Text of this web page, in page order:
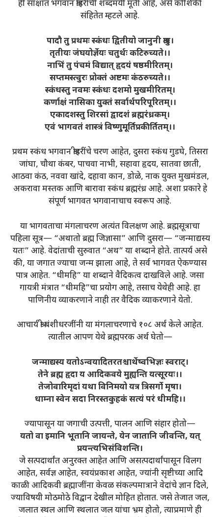
ही साक्षात भगवान श्रीहरींची शब्दमयी मूर्ती आहे, असे कौशिकी
संहितेत म्हटले आहे.
पादौ तु प्रथमः स्कंधः द्वितीयो जानुनी श्रुतः।
तृतीयः जंघयोर्ज्ञेयः चतुर्थः कटिरुच्यते।।
नाभिं तु पंचमं विद्यात् हृदयं षष्ठमीरितम्।
सप्तमस्त्वुरः प्रोक्तं अष्टमः कंठरुच्यते।।
स्कंधस्तु नवमः स्कंधः दशमो मुखमीरितम्।
कर्णाक्षं नासिका युक्तं सर्वार्थपरिपूरितम्।।
एकादशस्तु शिरसां द्वादशं ब्रह्मरंध्रकम्।
एवं भागवतं शास्त्रं विष्णुमूर्तिप्रकीर्तितम्।।
प्रथम स्कंध भगवान श्रीहरींचे चरण आहेत, दुसरा स्कंध गुडघे, तिसरा
जांघा, चौथा कंबर, पाचवा नाभी, सहावा हृदय, सातवा छाती,
आठवा कंठ, नववा खांदे, दहावा कान, डोळे, नाक युक्त मुखमंडल,
अकरावा मस्तक आणि बारावा स्कंध ब्रह्मरंध्र आहे. अशा प्रकारे हे
संपूर्ण भागवत भगवानाचाच स्वरूप आहे.
या भागवताचा मंगलाचरण अत्यंत विलक्षण आहे. ब्रह्मसूत्राचा
पहिला सूत्र— “अथातो ब्रह्म जिज्ञासा” आणि दुसरा— “जन्माद्यस्य
यतः” आहे. वेदांताची सुरुवात “अथ” या शब्दाने होते. तात्पर्य असे
की, या जगात ज्याचा जन्म झाला आहे, ते सर्व भागवत ऐकण्यास
पात्र आहेत. “धीमहि” या शब्दाने वैदिकत्व दाखविले आहे. जसा
गायत्री मंत्रात “धीमहि”चा प्रयोग आहे, तसाच येथेही आहे. हा
पाणिनीय व्याकरणाने नाही तर वैदिक व्याकरणाने येतो.
आचार्य श्री बंशीधरजींनी या मंगलाचरणाचे १०८ अर्थ केले आहेत.
त्यातील आपण येथे ब्रह्मपरक अर्थ घेतो—
जन्माद्यस्य यतोऽन्वयादितरतश्चार्थेष्वभिज्ञः स्वराट्।
तेने ब्रह्म हृदा य आदिकवये मुह्यन्ति यत्सूरयः।।
तेजोवारिमृदां यथा विनिमयो यत्र त्रिसर्गो मृषा।
धाम्ना स्वेन सदा निरस्तकुहकं सत्यं परं धीमहि।।
ज्यापासून या जगाची उत्पत्ती, पालन आणि संहार होतो—
यतो वा इमानि भूतानि जायन्ते, येन जातानि जीवन्ति, यत्
प्रयन्त्यभिसंविशन्ति।
जे सत्पदार्थांत अनुरक्त आहेत आणि असत्पदार्थांपासून विलग
आहेत, सर्वज्ञ आहेत, स्वयंप्रकाश आहेत, ज्यांनी सृष्टीच्या आदि
काळी आदिकवी ब्रह्माजींना केवळ संकल्पमात्राने वेदांचे ज्ञान दिले,
ज्याविषयी मोठमोठे विद्वान देखील मोहित होतात. जसे तेजात जल,
जलात स्थल आणि स्थलात जल यांचा भ्रम होतो, त्याप्रमाणे ही